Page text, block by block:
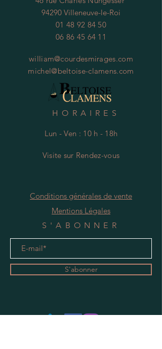
94290 Villeneuve-le-Roi
01 48 92 84 50
06 86 45 64 11
william@courdesmirages.com
michel@beltoise-clamens.com
HORAIRES
Lun - Ven : 10 h - 18h
Visite sur Rendez-vous
Conditions générales de vente
Mentions Légales
S'ABONNER
S'abonner